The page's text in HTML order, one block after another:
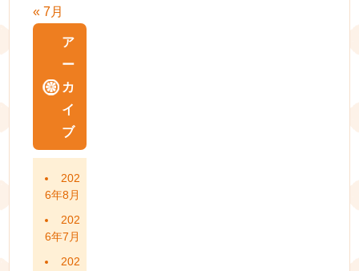
« 7月
ア
ー
カ
イ
ブ
202
6年8月
202
6年7月
202